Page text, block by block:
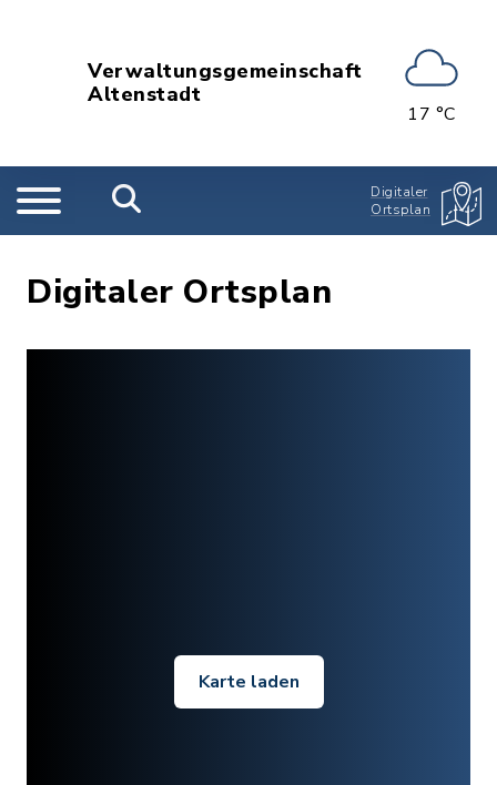
Verwaltungsgemeinschaft
Altenstadt
17 °C
Digitaler
Ortsplan
Digitaler Ortsplan
Karte laden